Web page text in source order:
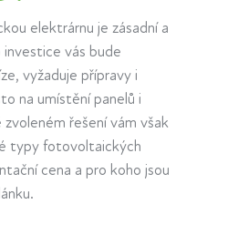
elektrárnu je zásadní a
investice vás bude
vyžaduje přípravy i
na umístění panelů i
řešení vám však
typy fotovoltaických
cena a pro koho jsou